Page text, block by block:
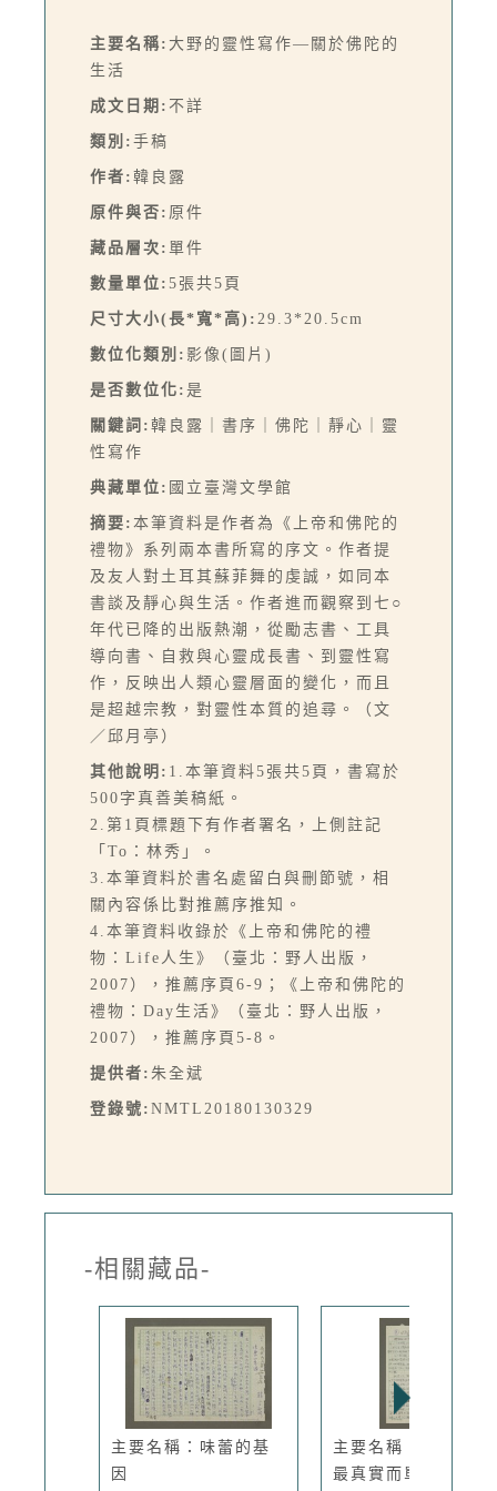
主要名稱: 大野的靈性寫作—關於佛陀的
生活
成文日期: 不詳
類別: 手稿
作者: 韓良露
原件與否: 原件
藏品層次: 單件
數量單位: 5張共5頁
尺寸大小(長*寬*高): 29.3*20.5cm
數位化類別: 影像(圖片)
是否數位化: 是
關鍵詞: 韓良露｜書序｜佛陀｜靜心｜靈
性寫作
典藏單位: 國立臺灣文學館
摘要: 本筆資料是作者為《上帝和佛陀的
禮物》系列兩本書所寫的序文。作者提
及友人對土耳其蘇菲舞的虔誠，如同本
書談及靜心與生活。作者進而觀察到七○
年代已降的出版熱潮，從勵志書、工具
導向書、自救與心靈成長書、到靈性寫
作，反映出人類心靈層面的變化，而且
是超越宗教，對靈性本質的追尋。（文
／邱月亭）
其他說明: 1.本筆資料5張共5頁，書寫於
500字真善美稿紙。
2.第1頁標題下有作者署名，上側註記
「To：林秀」。
3.本筆資料於書名處留白與刪節號，相
關內容係比對推薦序推知。
4.本筆資料收錄於《上帝和佛陀的禮
物：Life人生》（臺北：野人出版，
2007），推薦序頁6-9；《上帝和佛陀的
禮物：Day生活》（臺北：野人出版，
2007），推薦序頁5-8。
提供者: 朱全斌
登錄號: NMTL20180130329
-相關藏品-
主要名稱：味蕾的基
因
主要名稱：對我而言
最真實而單...